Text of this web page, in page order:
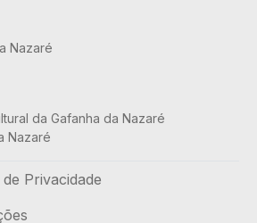
Nazaré
da Gafanha da Nazaré
Nazaré
Privacidade